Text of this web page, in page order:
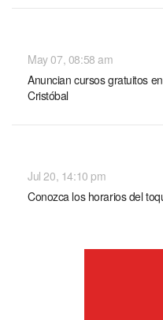
May 07, 08:58 am
Anuncian cursos gratuitos
Cristóbal
Jul 20, 14:10 pm
Conozca los horarios del